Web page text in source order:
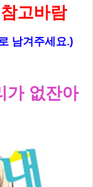
참고바람
남겨주세요.)
가 없잔아